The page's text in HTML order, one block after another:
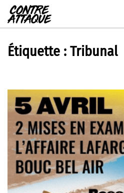
Aller
au
contenu
Étiquette : Tribunal